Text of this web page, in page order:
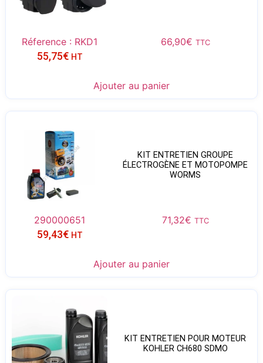
Réference : RKD1 66,90€ TTC
55,75€ HT
Ajouter au panier
KIT ENTRETIEN GROUPE
ÉLECTROGÈNE ET MOTOPOMPE
WORMS
290000651 71,32€ TTC
59,43€ HT
Ajouter au panier
KIT ENTRETIEN POUR MOTEUR
KOHLER CH680 SDMO